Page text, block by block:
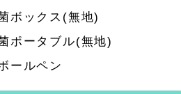
ボックス(無地)
ポータブル(無地)
ールペン